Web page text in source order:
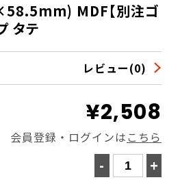
MDF【別注ゴ
タテ
レビュー(0)
¥2,508
会員登録・ログインは こちら
- +